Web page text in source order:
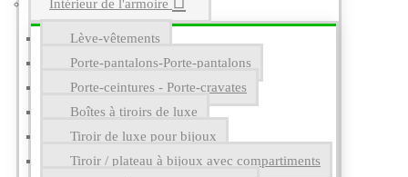
Intérieur de l'armoire
Lève-vêtements
Porte-pantalons-Porte-pantalons
Porte-ceintures - Porte-cravates
Boîtes à tiroirs de luxe
Tiroir de luxe pour bijoux
Tiroir / plateau à bijoux avec compartiments